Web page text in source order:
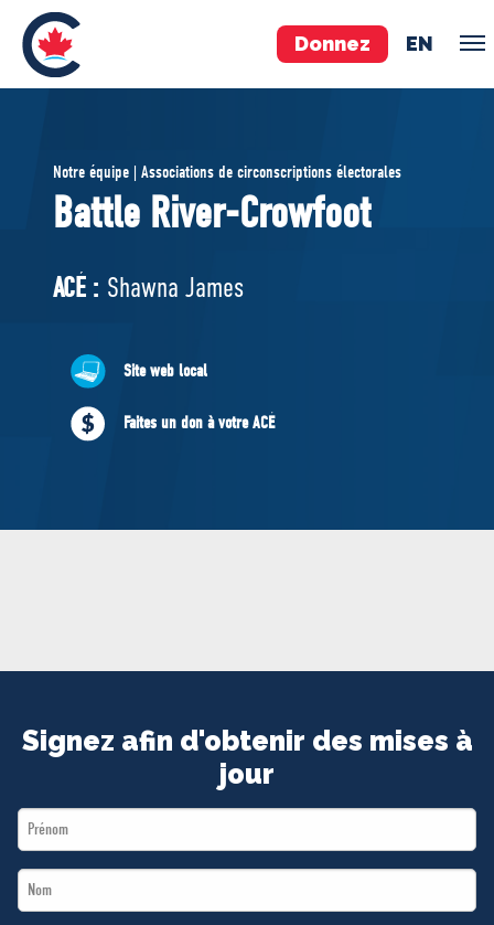
Donnez EN
ÉQUIPE
Pierre Poilievre
Vos députés conservateurs
Cabinet fantôme
Exécutif national
À PROPOS
Documents constitutifs
Notre équipe | Associations de circonscriptions électorales
Battle River-Crowfoot
ACÉ : Shawna James
Site web local
Faites un don à votre ACÉ
Signez afin d'obtenir des mises à
jour
First
Name
Last
Name